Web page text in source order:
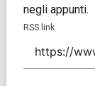
negli appunti.
RSS link